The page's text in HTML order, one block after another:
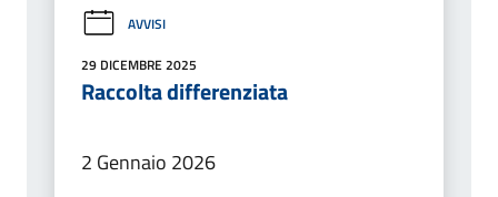
AVVISI
29 DICEMBRE 2025
Raccolta differenziata
2 Gennaio 2026